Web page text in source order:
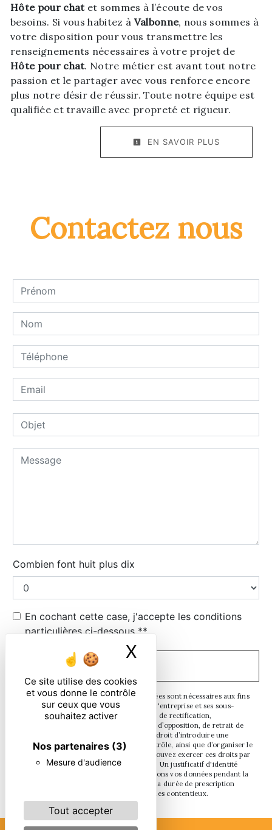
Ce site utilise des cookies
et vous donne le contrôle
sur ceux que vous
souhaitez activer
Nos partenaires (3)
Mesure d'audience
Tout accepter
X Masquer le
Hôte pour chatet sommes à l’écoute de vos
besoins. Si vous habitez à Valbonne, nous sommes à
votre disposition pour vous transmettre les
renseignements nécessaires à votre projet de
Hôte pour chat. Notre métier est avant tout notre
passion et le partager avec vous renforce encore
plus notre désir de réussir. Toute notre équipe est
qualifiée et travaille avec propreté et rigueur.
EN SAVOIR PLUS
Contactez nous
Combien font huit plus dix
En cochant cette case, j'accepte les conditions
particulières ci-dessous **
** Les données personnelles communiquées sont nécessaires aux fins
de vous contacter. Elles sont destinées à l'entreprise et ses sous-
traitants. Vous disposez de droits d’accès, de rectification,
d’effacement, de portabilité, de limitation, d’opposition, de retrait de
votre consentement à tout moment et du droit d’introduire une
réclamation auprès d’une autorité de contrôle, ainsi que d’organiser le
sort de vos données post-mortem. Vous pouvez exercer ces droits par
voie postale ou par courrier électronique. Un justificatif d'identité
pourra vous être demandé. Nous conservons vos données pendant la
période de prise de contact puis pendant la durée de prescription
légale aux fins probatoires et de gestion des contentieux.